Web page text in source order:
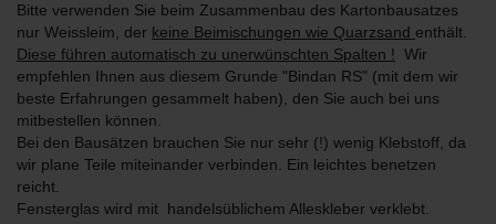
Bitte verwenden Sie beim Zusammenbau des Kartonbausatzes
nur Weissleim, der keine Beimischungen wie Quarzsand enthält.
Diese führen automatisch zu unerwünschten Spalten ! Wir
empfehlen Ihnen aus diesem Grunde "Bindan RS" (mit dem wir
beste Erfahrungen gesammelt haben), den Sie auch bei uns
mitbestellen können.
Bei den Bausätzen brauchen Sie nur sehr (!) wenig Klebstoff, da
wir plane Teile miteinander verbinden. Ein leichtes benetzen
reicht.
Fensterglas wird mit handelsüblichem Alleskleber verklebt.